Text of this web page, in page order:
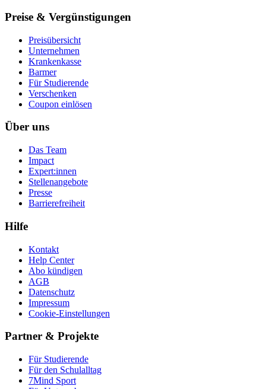
Preise & Vergünstigungen
Preisübersicht
Unternehmen
Krankenkasse
Barmer
Für Studierende
Ver­schen­ken
Coupon einlösen
Über uns
Das Team
Impact
Expert:innen
Stellenangebote
Presse
Barrierefreiheit
Hilfe
Kontakt
Help Center
Abo kündigen
AGB
Datenschutz
Impressum
Cookie-Einstellungen
Partner & Projekte
Für Stu­die­rende
Für den Schulalltag
7Mind Sport